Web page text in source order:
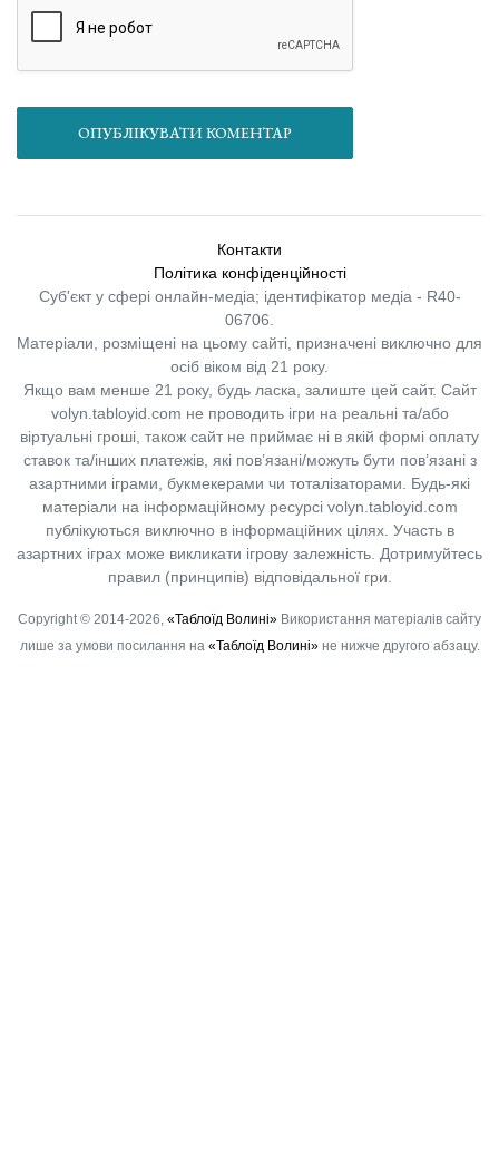
ОПУБЛІКУВАТИ КОМЕНТАР
Контакти
Політика конфіденційності
Суб'єкт у сфері онлайн-медіа; ідентифікатор медіа - R40-
06706.
Матеріали, розміщені на цьому сайті, призначені виключно для
осіб віком від 21 року.
Якщо вам менше 21 року, будь ласка, залиште цей сайт. Сайт
volyn.tabloyid.com не проводить ігри на реальні та/або
віртуальні гроші, також сайт не приймає ні в якій формі оплату
ставок та/інших платежів, які пов’язані/можуть бути пов’язані з
азартними іграми, букмекерами чи тоталізаторами. Будь-які
матеріали на інформаційному ресурсі volyn.tabloyid.com
публікуються виключно в інформаційних цілях. Участь в
азартних іграх може викликати ігрову залежність. Дотримуйтесь
правил (принципів) відповідальної гри.
Copyright © 2014-2026, «Таблоїд Волині» Використання матеріалів сайту
лише за умови посилання на «Таблоїд Волині»не нижче другого абзацу.